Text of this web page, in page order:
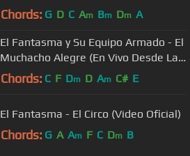
Corrido Del Toco
Chords: G D C Am Bm Dm A
El Fantasma y Su Equipo Armado - El
Muchacho Alegre (En Vivo Desde La
Ciudad)
Chords: C F Dm D Am C# E
El Fantasma - El Circo (Video Oficial)
Chords: G A Am F C Dm B